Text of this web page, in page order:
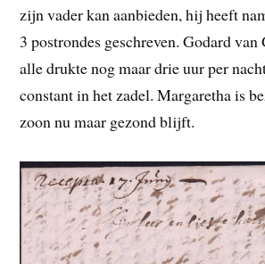
zijn vader kan aanbieden, hij heeft
3 postrondes geschreven. Godard
alle drukte nog maar drie uur per
constant in het zadel. Margaretha is
zoon nu maar gezond blijft.